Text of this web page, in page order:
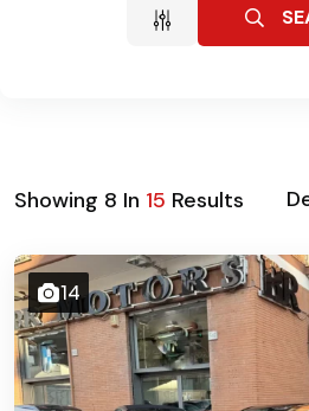
Showing 8 In 15 Results
14